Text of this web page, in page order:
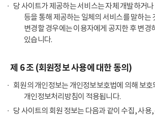
당 사이트가 제공하는 서비스는 자체 개발하거
등을 통해 제공하는 일체의 서비스를 말하는
변경할 경우에는 이용자에게 공지한 후 변경
있습니다.
제 6 조 (회원정보 사용에 대한 동의)
회원의 개인정보는 개인정보보호법에 의해 보호
개인정보처리방침이 적용됩니다.
당 사이트의 회원 정보는 다음과 같이 수집, 사용